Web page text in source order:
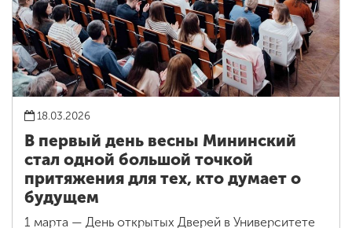
18.03.2026
В первый день весны Мининский
стал одной большой точкой
притяжения для тех, кто думает о
будущем
1 марта — День открытых Дверей в Университете